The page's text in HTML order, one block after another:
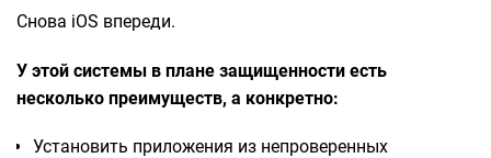
Снова iOS впереди.
У этой системы в плане защищенности есть
несколько преимуществ, а конкретно:
Установить приложения из непроверенных